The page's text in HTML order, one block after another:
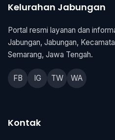
Kelurahan Jabungan
Portal resmi layanan dan
Jabungan, Jabungan,
Semarang, Jawa Tengah.
FB IG TW WA
Kontak